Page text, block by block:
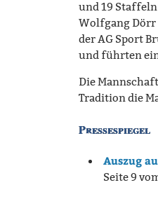
und 19
Wolfgang
der AG Sport
und führten
Die
Tradition die
Pressespiegel
Auszug
Seite 9